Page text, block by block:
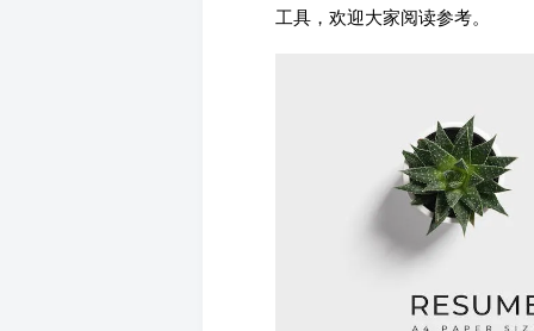
工具，欢迎大家阅读参考。